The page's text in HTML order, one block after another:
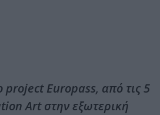
Europass, από τις 5
Art στην εξωτερική